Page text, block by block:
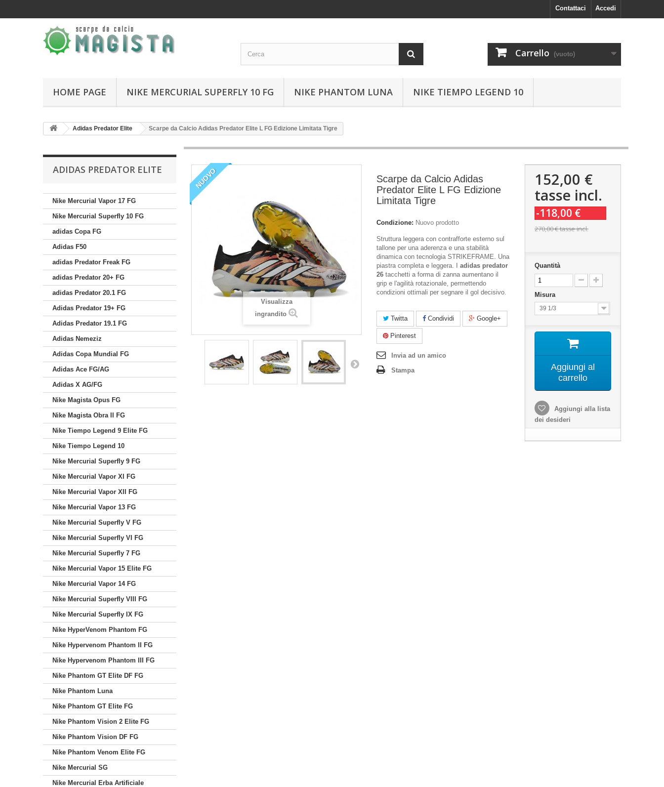
Accedi
Contattaci
Carrello (vuoto)
HOME PAGE NIKE MERCURIAL SUPERFLY 10 FG NIKE PHANTOM LUNA NIKE TIEMPO LEGEND 10
Adidas Predator Elite Scarpe da Calcio Adidas Predator Elite L FG Edizione Limitata Tigre
ADIDAS PREDATOR ELITE
Nike Mercurial Vapor 17 FG
Nike Mercurial Superfly 10 FG
adidas Copa FG
Adidas F50
adidas Predator Freak FG
adidas Predator 20+ FG
adidas Predator 20.1 FG
Adidas Predator 19+ FG
Adidas Predator 19.1 FG
Adidas Nemeziz
Adidas Copa Mundial FG
Adidas Ace FG/AG
Adidas X AG/FG
Nike Magista Opus FG
Nike Magista Obra II FG
Nike Tiempo Legend 9 Elite FG
Nike Tiempo Legend 10
Nike Mercurial Superfly 9 FG
Nike Mercurial Vapor XI FG
Nike Mercurial Vapor XII FG
Nike Mercurial Vapor 13 FG
Nike Mercurial Superfly V FG
Nike Mercurial Superfly VI FG
Nike Mercurial Superfly 7 FG
Nike Mercurial Vapor 15 Elite FG
Nike Mercurial Vapor 14 FG
Nike Mercurial Superfly VIII FG
Nike Mercurial Superfly IX FG
Nike HyperVenom Phantom FG
Nike Hypervenom Phantom II FG
Nike Hypervenom Phantom III FG
Nike Phantom GT Elite DF FG
Nike Phantom Luna
Nike Phantom GT Elite FG
Nike Phantom Vision 2 Elite FG
Nike Phantom Vision DF FG
Nike Phantom Venom Elite FG
Nike Mercurial SG
Nike Mercurial Erba Artificiale
NUOVO
Visualizza
ingrandito
Scarpe da Calcio Adidas
Predator Elite L FG Edizione
Limitata Tigre
Condizione: Nuovo prodotto
Struttura leggera con contrafforte esterno sul
tallone per una aderenza e una stabilità
dinamica con tecnologia STRIKEFRAME. Una
piastra completa e leggera. I adidas predator
26 tacchetti a forma di zanna aumentano il
grip e l'agilità rotazionale, permettendo
condizioni ottimali per segnare il gol decisivo.
Twitta Condividi Google+
Pinterest
Invia ad un amico
Stampa
152,00 €
tasse incl.
-118,00 €
270,00 €tasse incl.
Quantità
Misura
39 1/3
Aggiungi al
carrello
Aggiungi alla lista
dei desideri